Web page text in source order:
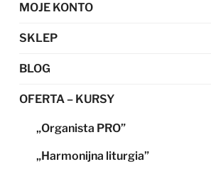
MOJE KONTO
SKLEP
BLOG
OFERTA – KURSY
„Organista PRO”
„Harmonijna liturgia”